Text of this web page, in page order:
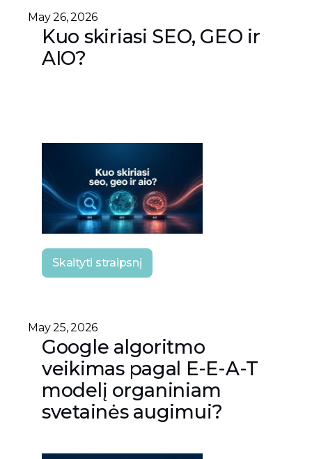
May 26, 2026
Kuo skiriasi SEO, GEO ir
AIO?
Skaityti straipsnį
May 25, 2026
Google algoritmo
veikimas pagal E-E-A-T
modelį organiniam
svetainės augimui?